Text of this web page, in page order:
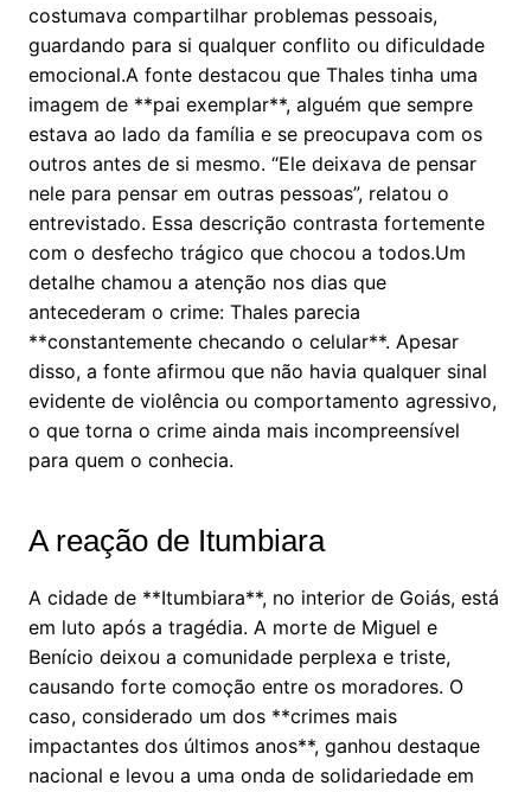
costumava compartilhar problemas pessoais,
guardando para si qualquer conflito ou dificuldade
emocional.A fonte destacou que Thales tinha uma
imagem de **pai exemplar**, alguém que sempre
estava ao lado da família e se preocupava com os
outros antes de si mesmo. “Ele deixava de pensar
nele para pensar em outras pessoas”, relatou o
entrevistado. Essa descrição contrasta fortemente
com o desfecho trágico que chocou a todos.Um
detalhe chamou a atenção nos dias que
antecederam o crime: Thales parecia
**constantemente checando o celular**. Apesar
disso, a fonte afirmou que não havia qualquer sinal
evidente de violência ou comportamento agressivo,
o que torna o crime ainda mais incompreensível
para quem o conhecia.
A reação de Itumbiara
A cidade de **Itumbiara**, no interior de Goiás, está
em luto após a tragédia. A morte de Miguel e
Benício deixou a comunidade perplexa e triste,
causando forte comoção entre os moradores. O
caso, considerado um dos **crimes mais
impactantes dos últimos anos**, ganhou destaque
nacional e levou a uma onda de solidariedade em